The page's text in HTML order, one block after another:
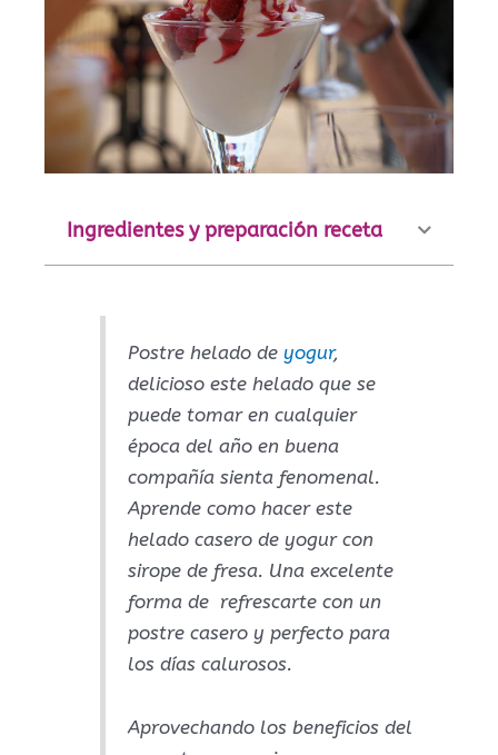
Ingredientes y preparación receta
Postre helado de yogur,
delicioso este helado que se
puede tomar en cualquier
época del año en buena
compañía sienta fenomenal.
Aprende como hacer este
helado casero de yogur con
sirope de fresa. Una excelente
forma de refrescarte con un
postre casero y perfecto para
los días calurosos.
Aprovechando los beneficios del